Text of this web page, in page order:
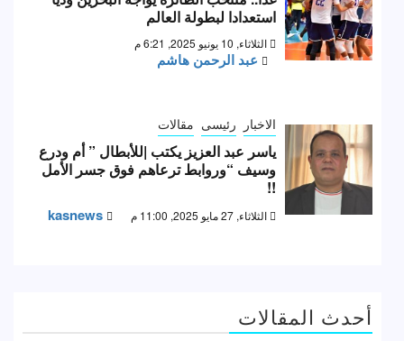
استعدادا لبطولة العالم
الثلاثاء, 10 يونيو 2025, 6:21 م
عبد الرحمن هاشم
الاخبار رئيسى مقالات
ياسر عبد العزيز يكتب |للأبطال ” أم ودرع
وسيف “وروابط ترعاهم فوق جسر الأمل
!!
الثلاثاء, 27 مايو 2025, 11:00 م kasnews
أحدث المقالات